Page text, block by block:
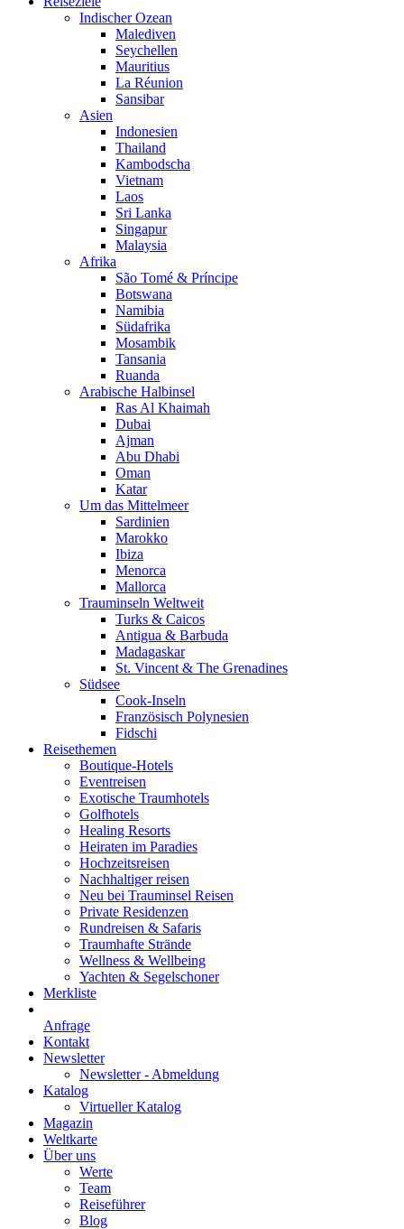
Indischer Ozean
Malediven
Seychellen
Mauritius
La Réunion
Sansibar
Asien
Indonesien
Thailand
Kambodscha
Vietnam
Laos
Sri Lanka
Singapur
Malaysia
Afrika
São Tomé & Príncipe
Botswana
Namibia
Südafrika
Mosambik
Tansania
Ruanda
Arabische Halbinsel
Ras Al Khaimah
Dubai
Ajman
Abu Dhabi
Oman
Katar
Um das Mittelmeer
Sardinien
Marokko
Ibiza
Menorca
Mallorca
Trauminseln Weltweit
Turks & Caicos
Antigua & Barbuda
Madagaskar
St. Vincent & The Grenadines
Südsee
Cook-Inseln
Französisch Polynesien
Fidschi
Reisethemen
Boutique-Hotels
Eventreisen
Exotische Traumhotels
Golfhotels
Healing Resorts
Heiraten im Paradies
Hochzeitsreisen
Nachhaltiger reisen
Neu bei Trauminsel Reisen
Private Residenzen
Rundreisen & Safaris
Traumhafte Strände
Wellness & Wellbeing
Yachten & Segelschoner
Merkliste
Anfrage
Kontakt
Newsletter
Newsletter - Abmeldung
Katalog
Virtueller Katalog
Magazin
Weltkarte
Über uns
Werte
Team
Reiseführer
Blog